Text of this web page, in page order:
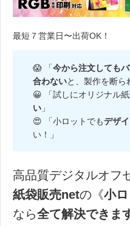
最短７営業日〜出荷OK！
😱 「今から注文しても
合わないと、製作を断
😀 「試しにオリジナル
い 」
😍 「小ロットでもデザ
い！」
高品質デジタルオフ
紙袋販売netの《小
なら全て解決できま